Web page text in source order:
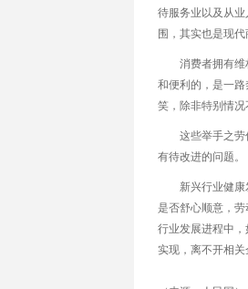
待服务业以及从
围，其实也是现代
消费者拥有
和便利的，是一
笑，除非特别情
这些举手之
有待改进的问题。
新兴行业健
是否舒心顺意，
行业发展进程中
实现，离不开相关